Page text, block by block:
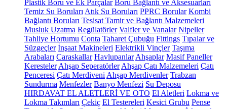
Plastik Boru ve Ek Parçalar Boru Bağlantı ve Aksesuarları
Temiz Su Boruları Atık Su Boruları PPRC Borular Kombi
Bağlantı Boruları Tesisat Tamir ve Bağlantı Malzemeleri
Musluk Uzatma Regülatörler Valfler ve Vanalar Nipeller
Tahliye Hortumu Conta Taharet Çubuğu Fittings Tıpalar ve
Süzgeçler İnşaat Makineleri Elektrikli Vinçler Taşıma
Arabaları Caraskallar Havlupanlar Ahşaplar Masif Paneller
Keresteler Ahşap Seperatörler Ahşap Çatı Malzemeleri Çatı
Penceresi Çatı Merdiveni Ahşap Merdivenler Trabzan
Sundurma Menfezler Banyo Menfezi Su Deposu
HIRDAVAT EL ALETLERİ VE OTO El Aletleri Lokma ve
Lokma Takımları Çekiç El Testereleri Kesici Grubu Pense